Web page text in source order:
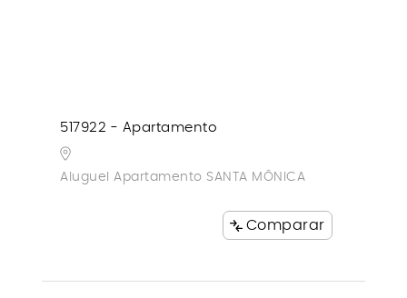
517922 - Apartamento
Aluguel Apartamento SANTA MÔNICA
Comparar